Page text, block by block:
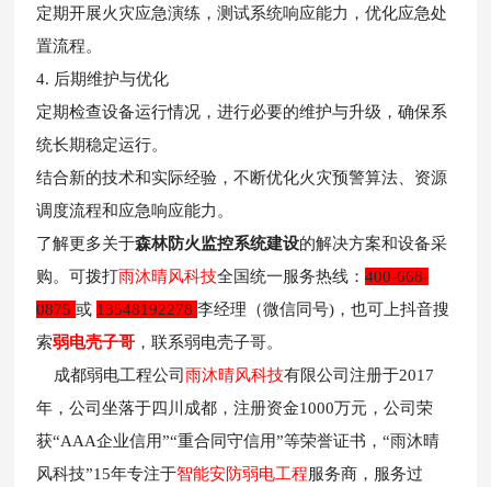
定期开展火灾应急演练，测试系统响应能力，优化应急处
置流程。
4. 后期维护与优化
定期检查设备运行情况，进行必要的维护与升级，确保系
统长期稳定运行。
结合新的技术和实际经验，不断优化火灾预警算法、资源
调度流程和应急响应能力。
了解更多关于森林防火监控系统建设的解决方案和设备采
购。可拨打雨沐晴风科技全国统一服务热线：400-668-
0875或 13548192278李经理（微信同号)，也可上抖音搜
索弱电壳子哥 ，联系弱电壳子哥。
成都弱电工程公司雨沐晴风科技有限公司注册于2017
年，公司坐落于四川成都，注册资金1000万元，公司荣
获“AAA企业信用”“重合同守信用”等荣誉证书，“雨沐晴
风科技”15年专注于智能安防弱电工程服务商，服务过